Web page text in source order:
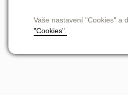
Vaše nastavení "Cookies" a
"Cookies".